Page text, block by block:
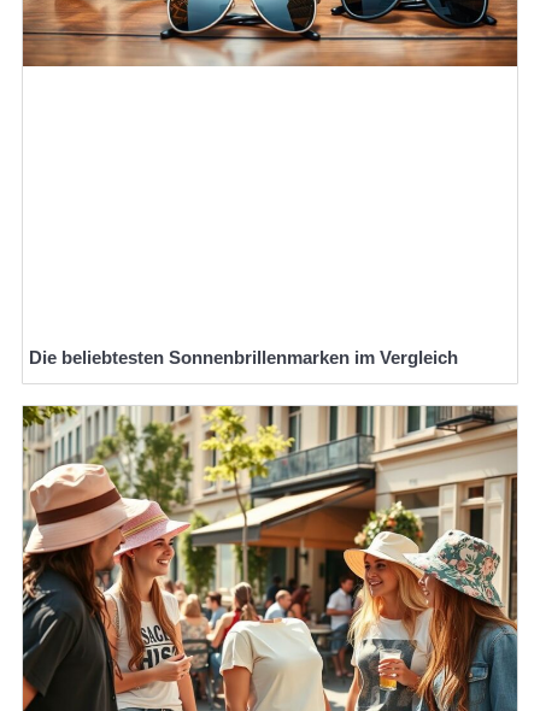
Die beliebtesten Sonnenbrillenmarken im Vergleich